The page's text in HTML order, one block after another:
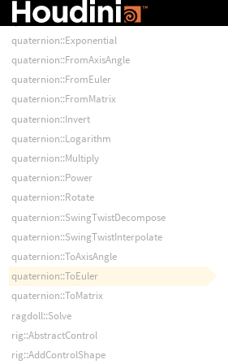
quaternion::Distance
quaternion::Exponential
quaternion::FromAxisAngle
quaternion::FromEuler
quaternion::FromMatrix
quaternion::Invert
quaternion::Logarithm
quaternion::Multiply
quaternion::Power
quaternion::Rotate
quaternion::SwingTwistDecompose
quaternion::SwingTwistInterpolate
quaternion::ToAxisAngle
quaternion::ToEuler
quaternion::ToMatrix
ragdoll::Solve
rig::AbstractControl
rig::AddControlShape